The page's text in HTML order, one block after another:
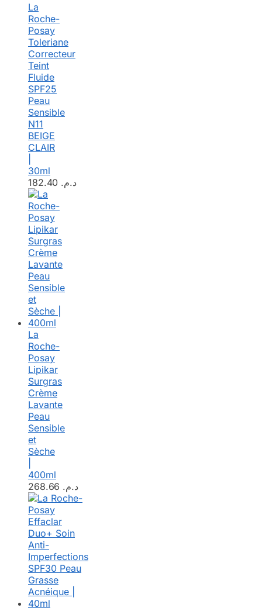
La
Roche-
Posay
Toleriane
Correcteur
Teint
Fluide
SPF25
Peau
Sensible
N11
BEIGE
CLAIR
30ml
د.م.
La
Roche-
Posay
Lipikar
Surgras
Crème
Lavante
Peau
Sensible
et
Sèche
400ml
د.م.